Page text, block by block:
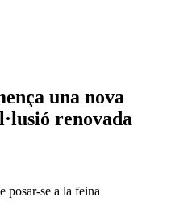
una nova
renovada
posar-se a la feina